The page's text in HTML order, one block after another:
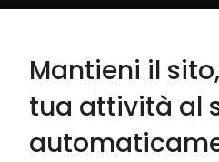
Mantieni il
tua attività al